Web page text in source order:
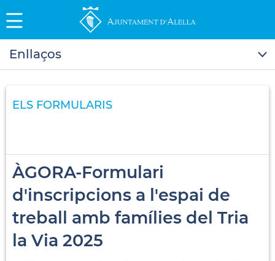
Enllaços
ELS FORMULARIS
ÀGORA-Formulari
d'inscripcions a l'espai de
treball amb famílies del Tria
la Via 2025